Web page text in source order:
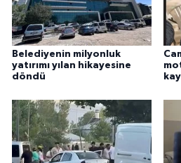
Belediyenin milyonluk
yatırımı yılan hikayesine
döndü